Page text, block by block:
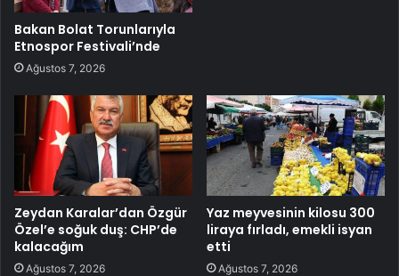
Bakan Bolat Torunlarıyla
Etnospor Festivali’nde
Ağustos 7, 2026
Zeydan Karalar’dan Özgür
Özel’e soğuk duş: CHP’de
kalacağım
Ağustos 7, 2026
Yaz meyvesinin kilosu 300
liraya fırladı, emekli isyan
etti
Ağustos 7, 2026